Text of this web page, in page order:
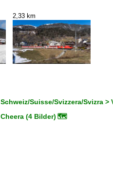
2,33 km
Schweiz/Suisse/Svizzera/Svizra >
Cheera (4 Bilder) 🗺